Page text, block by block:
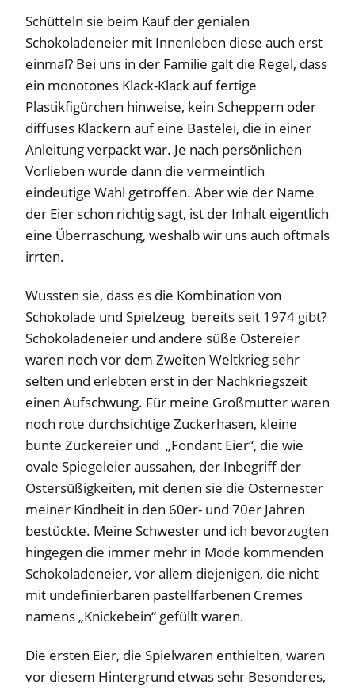
Schütteln sie beim Kauf der genialen
Schokoladeneier mit Innenleben diese auch erst
einmal? Bei uns in der Familie galt die Regel, dass
ein monotones Klack-Klack auf fertige
Plastikfigürchen hinweise, kein Scheppern oder
diffuses Klackern auf eine Bastelei, die in einer
Anleitung verpackt war. Je nach persönlichen
Vorlieben wurde dann die vermeintlich
eindeutige Wahl getroffen. Aber wie der Name
der Eier schon richtig sagt, ist der Inhalt eigentlich
eine Überraschung, weshalb wir uns auch oftmals
irrten.
Wussten sie, dass es die Kombination von
Schokolade und Spielzeug bereits seit 1974 gibt?
Schokoladeneier und andere süße Ostereier
waren noch vor dem Zweiten Weltkrieg sehr
selten und erlebten erst in der Nachkriegszeit
einen Aufschwung. Für meine Großmutter waren
noch rote durchsichtige Zuckerhasen, kleine
bunte Zuckereier und „Fondant Eier“, die wie
ovale Spiegeleier aussahen, der Inbegriff der
Ostersüßigkeiten, mit denen sie die Osternester
meiner Kindheit in den 60er- und 70er Jahren
bestückte. Meine Schwester und ich bevorzugten
hingegen die immer mehr in Mode kommenden
Schokoladeneier, vor allem diejenigen, die nicht
mit undefinierbaren pastellfarbenen Cremes
namens „Knickebein“ gefüllt waren.
Die ersten Eier, die Spielwaren enthielten, waren
vor diesem Hintergrund etwas sehr Besonderes,